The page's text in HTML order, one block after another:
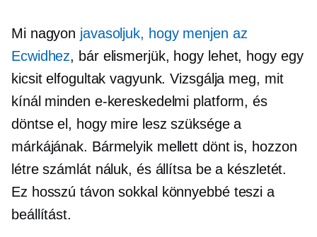
Mi nagyon javasoljuk, hogy menjen az
Ecwidhez, bár elismerjük, hogy lehet, hogy egy
kicsit elfogultak vagyunk. Vizsgálja meg, mit
kínál minden e-kereskedelmi platform, és
döntse el, hogy mire lesz szüksége a
márkájának. Bármelyik mellett dönt is, hozzon
létre számlát náluk, és állítsa be a készletét.
Ez hosszú távon sokkal könnyebbé teszi a
beállítást.